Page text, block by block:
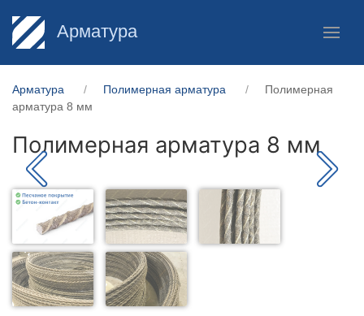
Арматура
Арматура Полимерная арматура
Полимерная
арматура 8 мм
Полимерная арматура 8 мм